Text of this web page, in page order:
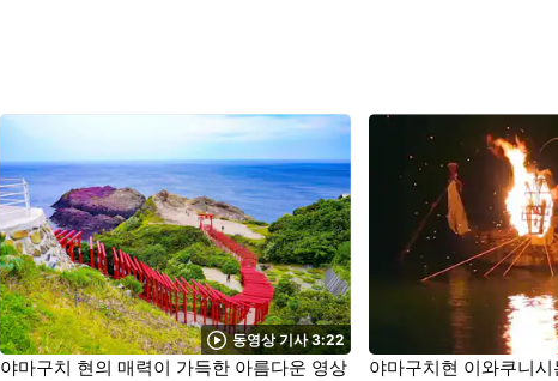
동영상 기사 3:22
야마구치 현의 매력이 가득한 아름다운 영상
야마구치현 이와쿠니